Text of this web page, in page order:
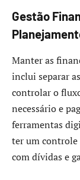
Gestão
Manter as
inclui separar
controlar o
necessário e
ferramentas
ter um
com dívidas e